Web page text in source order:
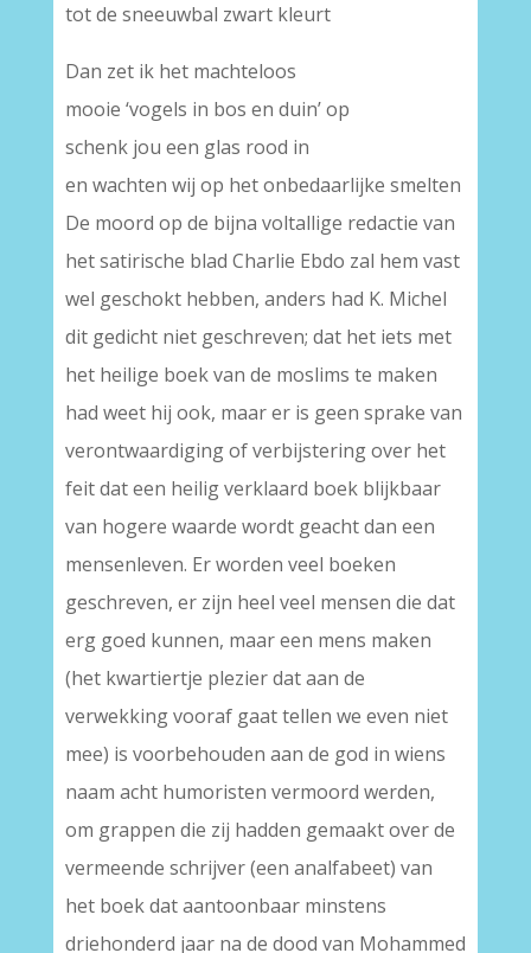
tot de sneeuwbal zwart kleurt
Dan zet ik het machteloos
mooie ‘vogels in bos en duin’ op
schenk jou een glas rood in
en wachten wij op het onbedaarlijke smelten
De moord op de bijna voltallige redactie van
het satirische blad Charlie Ebdo zal hem vast
wel geschokt hebben, anders had K. Michel
dit gedicht niet geschreven; dat het iets met
het heilige boek van de moslims te maken
had weet hij ook, maar er is geen sprake van
verontwaardiging of verbijstering over het
feit dat een heilig verklaard boek blijkbaar
van hogere waarde wordt geacht dan een
mensenleven. Er worden veel boeken
geschreven, er zijn heel veel mensen die dat
erg goed kunnen, maar een mens maken
(het kwartiertje plezier dat aan de
verwekking vooraf gaat tellen we even niet
mee) is voorbehouden aan de god in wiens
naam acht humoristen vermoord werden,
om grappen die zij hadden gemaakt over de
vermeende schrijver (een analfabeet) van
het boek dat aantoonbaar minstens
driehonderd jaar na de dood van Mohammed